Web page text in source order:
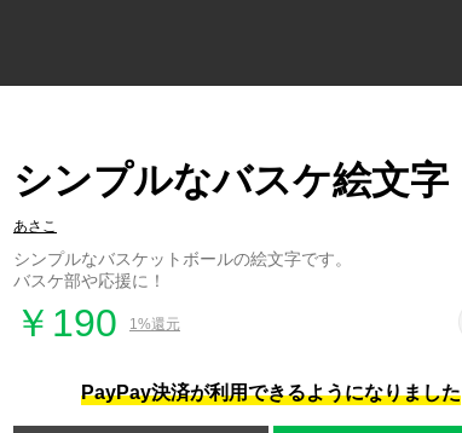
シンプルなバスケ絵文字
あさこ
シンプルなバスケットボールの絵文字です。
バスケ部や応援に！
￥190 1%還元
PayPay決済が利用できるようになりました